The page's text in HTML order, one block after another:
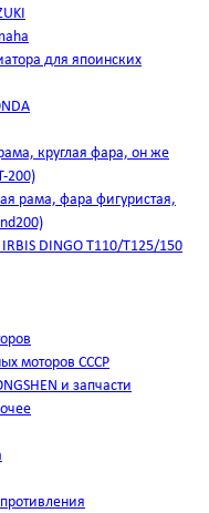
для япоинских
круглая фара, он же
200)
рама, фара фигуристая,
DINGO Т110/Т125/150
моторов СССР
и запчасти